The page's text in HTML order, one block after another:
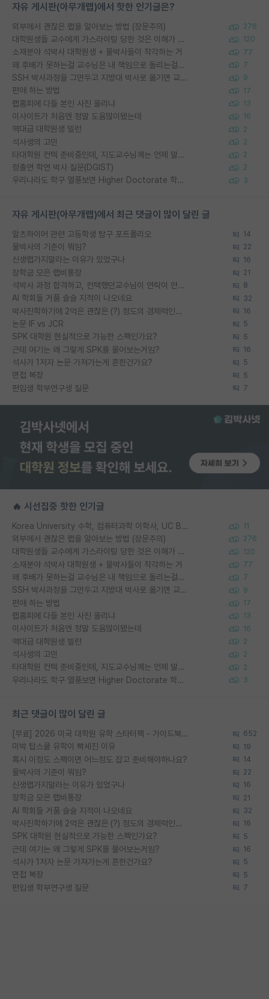
자유 게시판(아무개랩)에서 핫한 인기글은?
외부에서 괜찮은 랩을 알아보는 방법 (장문주의) 276
대학원생들 교수에게 가스라이팅 당한 것은 이해가 갑니다. 안타깝네요. 120
소재분야 석박사 대학원생 + 물박사들이 착각하는 거 77
왜 후배가 못하는걸 교수님은 내 책임으로 돌리는걸까요? 7
SSH 박사과정을 그만두고 지방대 박사로 옮기면 교수의 꿈은 끝일까요? 9
편애 하는 방법 17
랩홈피에 다들 본인 사진 올리냐 13
이사이트가 처음엔 정말 도움많이됐는데 16
역대급 대학원생 빌런 2
석사생의 고민 2
타대학원 컨텍 준비중인데, 지도교수님께는 언제 말씀드려야 할까요? 2
정출연 학연 박사 질문(DGIST) 2
우리나라도 학구 열풍보면 Higher Doctorate 학위가 필요하다고 봅니다. 3
자유 게시판(아무개랩)에서 최근 댓글이 많이 달린 글
알츠하이머 관련 고등학생 탐구 포트폴리오 14
물박사의 기준이 뭐임? 22
신생랩가지말라는 이유가 있었구나 16
장학금 모은 랩비통장 21
석박사 과정 합격하고, 컨택했던교수님이 연락이 안됩니다... 8
AI 학회들 거품 슬슬 지적이 나오네요 32
박사진학하기에 2억은 괜찮은 (?) 정도의 경제력인가요 16
논문 IF vs JCR 5
SPK 대학원 현실적으로 가능한 스펙인가요? 5
근데 여기는 왜 그렇게 SPK를 물어보는거임? 16
석사가 1저자 논문 가져가는게 흔한건가요? 5
면접 복장 5
편입생 학부연구생 질문 7
🔥 시선집중 핫한 인기글
Korea University 수학, 컴퓨터과학 이학사, UC Berkeley 산업공학 대학원 공학박사가 되는 것은 쉽지 않겠죠? 11
외부에서 괜찮은 랩을 알아보는 방법 (장문주의) 276
대학원생들 교수에게 가스라이팅 당한 것은 이해가 갑니다. 안타깝네요. 120
소재분야 석박사 대학원생 + 물박사들이 착각하는 거 77
왜 후배가 못하는걸 교수님은 내 책임으로 돌리는걸까요? 7
SSH 박사과정을 그만두고 지방대 박사로 옮기면 교수의 꿈은 끝일까요? 9
편애 하는 방법 17
랩홈피에 다들 본인 사진 올리냐 13
이사이트가 처음엔 정말 도움많이됐는데 16
역대급 대학원생 빌런 2
석사생의 고민 2
타대학원 컨텍 준비중인데, 지도교수님께는 언제 말씀드려야 할까요? 2
우리나라도 학구 열풍보면 Higher Doctorate 학위가 필요하다고 봅니다. 3
최근 댓글이 많이 달린 글
[무료] 2026 미국 대학원 유학 스타터팩 - 가이드북 & 합격자 컨택메일 템플릿 652
미박 탑스쿨 유학이 빡세진 이유 19
혹시 이정도 스펙이면 어느정도 잡고 준비해야하나요? 14
물박사의 기준이 뭐임? 22
신생랩가지말라는 이유가 있었구나 16
장학금 모은 랩비통장 21
AI 학회들 거품 슬슬 지적이 나오네요 32
박사진학하기에 2억은 괜찮은 (?) 정도의 경제력인가요 16
SPK 대학원 현실적으로 가능한 스펙인가요? 5
근데 여기는 왜 그렇게 SPK를 물어보는거임? 16
석사가 1저자 논문 가져가는게 흔한건가요? 5
면접 복장 5
편입생 학부연구생 질문 7